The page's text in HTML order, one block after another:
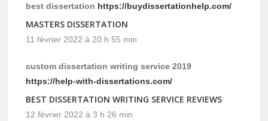
best dissertation https://buydissertationhelp.com/
MASTERS DISSERTATION
11 février 2022 à 20 h 55 min
custom dissertation writing service 2019
https://help-with-dissertations.com/
BEST DISSERTATION WRITING SERVICE REVIEWS
12 février 2022 à 3 h 26 min